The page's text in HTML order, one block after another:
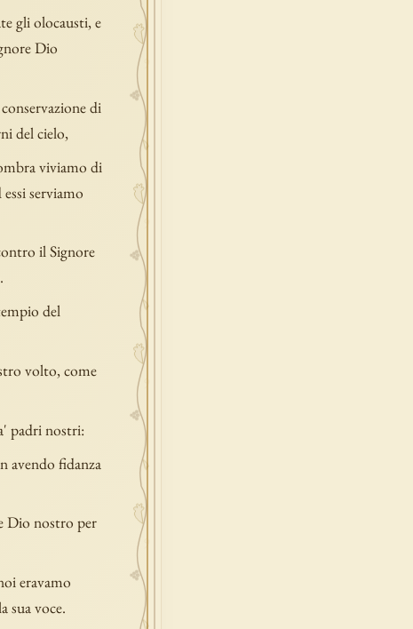
gli olocausti, e
Dio
di
del cielo,
viviamo di
serviamo
il Signore
del
volto, come
padri nostri:
avendo fidanza
Dio nostro per
eravamo
sua voce.